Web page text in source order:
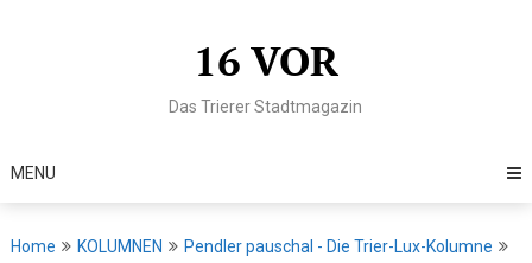
16 VOR
Das Trierer Stadtmagazin
MENU
Home KOLUMNEN
Pendler pauschal - Die Trier-Lux-Kolumne